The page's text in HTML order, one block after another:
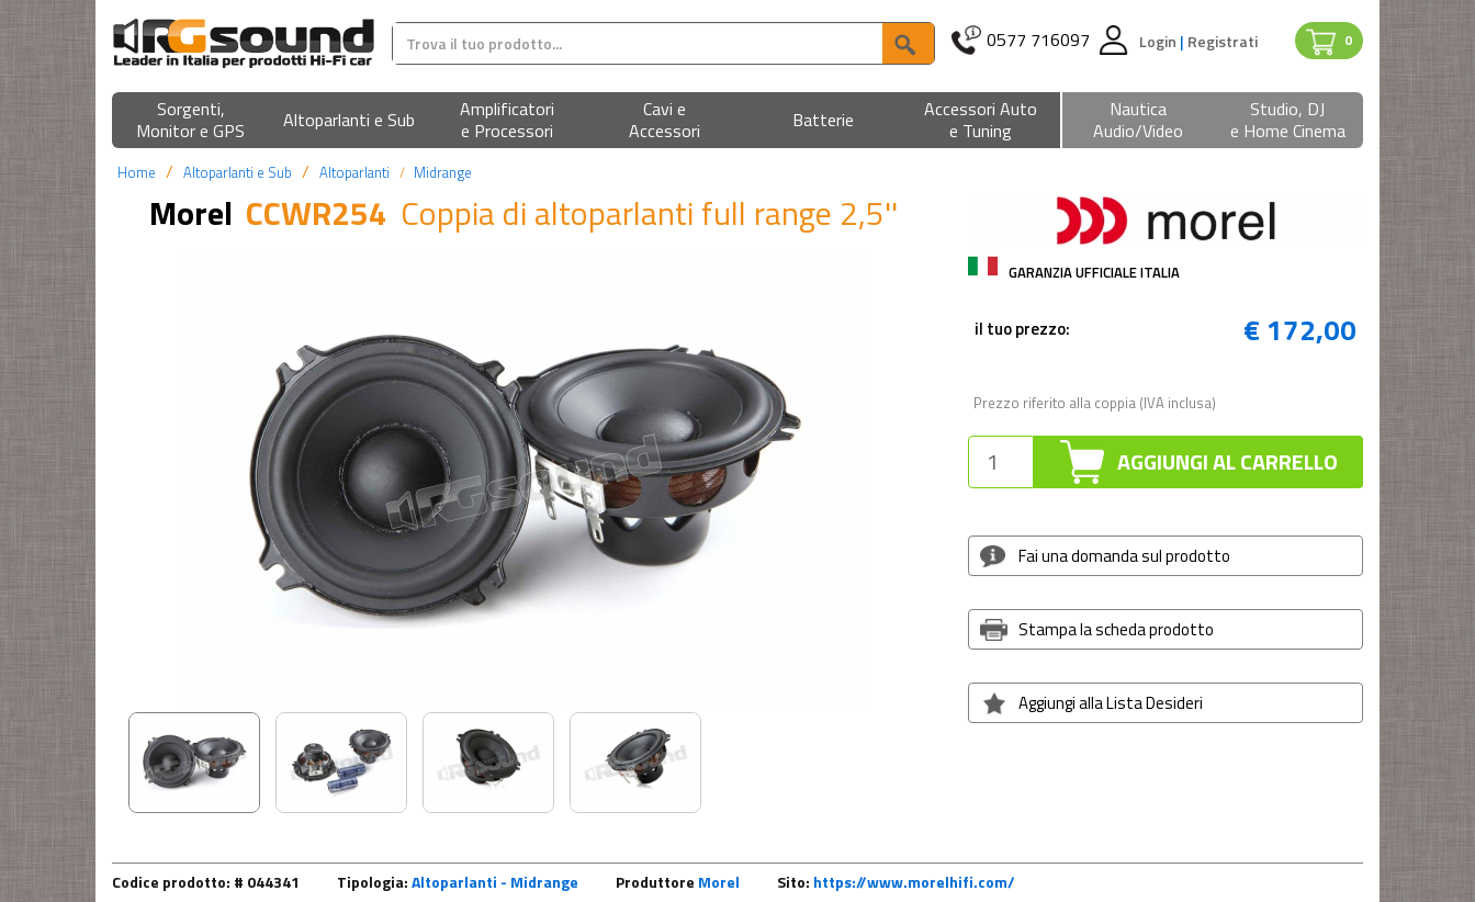
0
0577 716097 Login | Registrati
Sorgenti,
Monitor e GPS
Altoparlanti e Sub
Amplificatori
e Processori
Cavi e
Accessori
Batterie
Accessori Auto
e Tuning
Nautica
Audio/Video
Studio, DJ
e Home Cinema
Home Altoparlanti e Sub Altoparlanti Midrange
Morel CCWR254 Coppia di altoparlanti full range 2,5''
GARANZIA UFFICIALE ITALIA
€ 172,00
il tuo prezzo:
Prezzo riferito alla coppia (IVA inclusa)
AGGIUNGI AL CARRELLO
Fai una domanda sul prodotto
Stampa la scheda prodotto
Aggiungi alla Lista Desideri
Codice prodotto: # 044341 Tipologia:Altoparlanti - Midrange Produttore Morel Sito: https://www.morelhifi.com/